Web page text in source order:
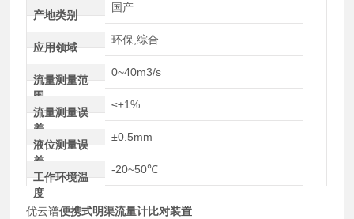
产地类别
国产
应用领域
环保,综合
流量测量范
围
0~40m3/s
流量测量误
差
≤±1%
液位测量误
差
±0.5mm
工作环境温
度
-20~50℃
优云谱便携式明渠流量计比对装置